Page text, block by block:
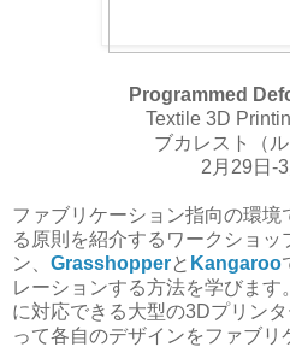
Programmed
Textile 3D
ブカレスト（ル
2月29日-
ファブリケーション指向の環
る原則を紹介するワークショッ
ン、 Grasshopperと Kangaroo
レーションする方法を学びま
に対応できる大型の3Dプリン
って各自のデザインをファブ